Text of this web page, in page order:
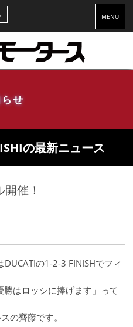
MENU
せ
の最新ニュース
催！
の1-2-3 FINISHでフィ
はロッシに捧げます」って
の齊藤です。